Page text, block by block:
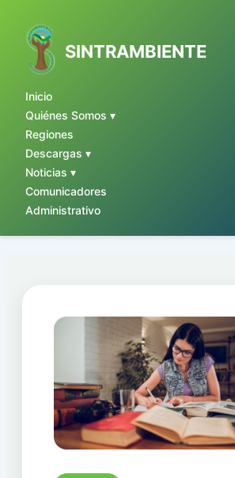
SINTRAMBIENTE
Inicio
Quiénes Somos ▾
Regiones
Descargas ▾
Noticias ▾
Comunicadores
Administrativo
contenido